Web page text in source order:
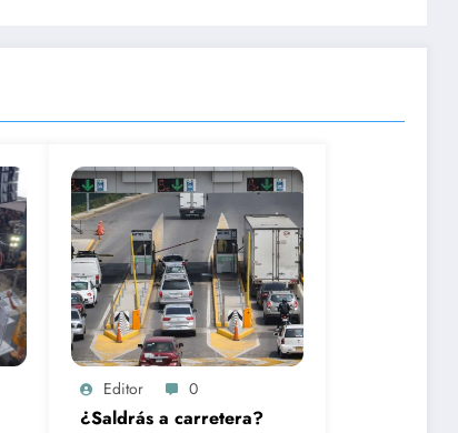
Editor 0
¿Saldrás a carretera?